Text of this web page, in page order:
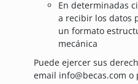
En determinadas
a recibir los datos
un formato
mecánica
Puede ejercer sus
email info@becas.com